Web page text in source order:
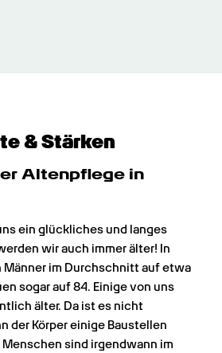
& Stärken
Altenpflege in
ein glückliches und langes
wir auch immer älter! In
im Durchschnitt auf etwa
sogar auf 84. Einige von uns
älter. Da ist es nicht
der Körper einige Baustellen
sind irgendwann im